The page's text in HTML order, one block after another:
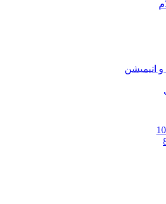
و انیمیشن